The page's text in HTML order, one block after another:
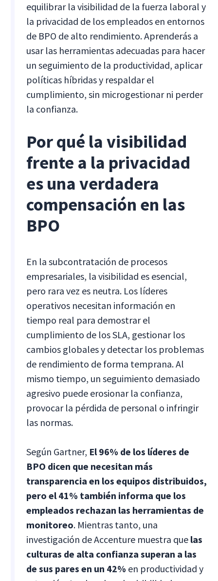
equilibrar la visibilidad de la fuerza laboral y
la privacidad de los empleados en entornos
de BPO de alto rendimiento. Aprenderás a
usar las herramientas adecuadas para hacer
un seguimiento de la productividad, aplicar
políticas híbridas y respaldar el
cumplimiento, sin microgestionar ni perder
la confianza.
Por qué la visibilidad
frente a la privacidad
es una verdadera
compensación en las
BPO
En la subcontratación de procesos
empresariales, la visibilidad es esencial,
pero rara vez es neutra. Los líderes
operativos necesitan información en
tiempo real para demostrar el
cumplimiento de los SLA, gestionar los
cambios globales y detectar los problemas
de rendimiento de forma temprana. Al
mismo tiempo, un seguimiento demasiado
agresivo puede erosionar la confianza,
provocar la pérdida de personal o infringir
las normas.
Según Gartner, El 96% de los líderes de
BPO dicen que necesitan más
transparencia en los equipos distribuidos,
pero el 41% también informa que los
empleados rechazan las herramientas de
monitoreo. Mientras tanto, una
investigación de Accenture muestra que las
culturas de alta confianza superan a las
de sus pares en un 42% en productividad y